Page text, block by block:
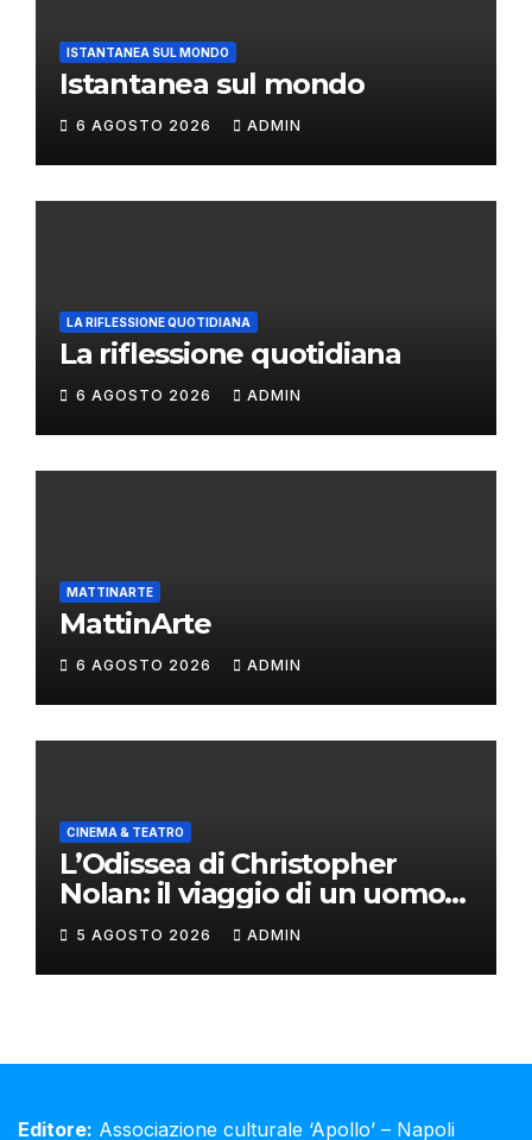
ISTANTANEA SUL MONDO
Istantanea sul mondo
6 AGOSTO 2026 ADMIN
LA RIFLESSIONE QUOTIDIANA
La riflessione quotidiana
6 AGOSTO 2026 ADMIN
MATTINARTE
MattinArte
6 AGOSTO 2026 ADMIN
CINEMA & TEATRO
L’Odissea di Christopher
Nolan: il viaggio di un uomo
oltre il mito
5 AGOSTO 2026 ADMIN
Editore: Associazione culturale ‘Apollo’ – Napoli